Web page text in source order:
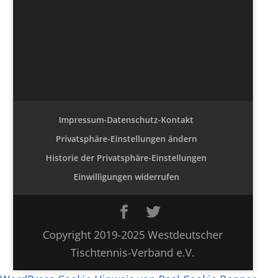
Impressum-Datenschutz-Kontakt
Privatsphäre-Einstellungen ändern
Historie der Privatsphäre-Einstellungen
Einwilligungen widerrufen
Copyright 2019-2025 Westdeutscher
Tischtennis-Verband e.V.